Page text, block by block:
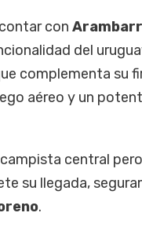
con
del
complementa su
aéreo y un
central
su llegada,
.